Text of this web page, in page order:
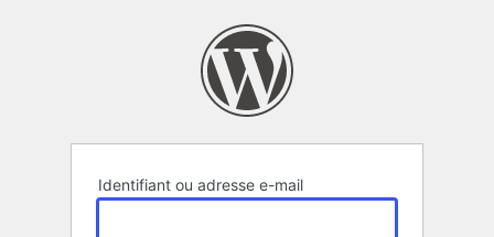
Identifiant ou adresse e-mail